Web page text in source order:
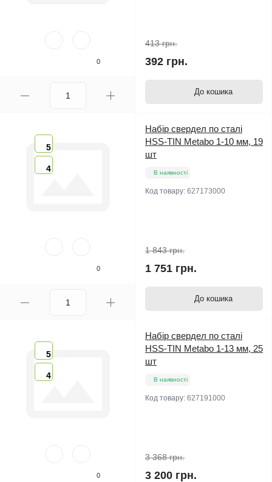
0
413 грн.
392 грн.
До кошика
5
4
0
Набір свердел по сталі
HSS-TIN Metabo 1-10 мм, 19
шт
В наявності
Код товару: 627173000
1 843 грн.
1 751 грн.
До кошика
5
4
0
Набір свердел по сталі
HSS-TIN Metabo 1-13 мм, 25
шт
В наявності
Код товару: 627191000
3 368 грн.
3 200 грн.